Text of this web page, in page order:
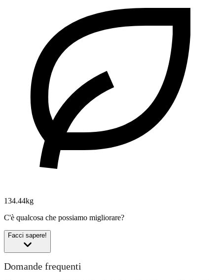
134.44kg
C'è qualcosa che possiamo migliorare?
Facci sapere!
Domande frequenti